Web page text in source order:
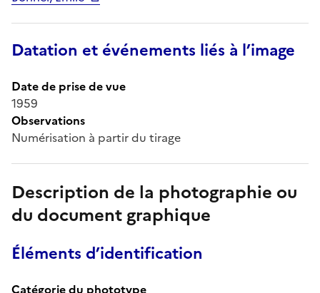
Datation et événements liés à l’image
Date de prise de vue
1959
Observations
Numérisation à partir du tirage
Description de la photographie ou
du document graphique
Éléments d’identification
Catégorie du phototype